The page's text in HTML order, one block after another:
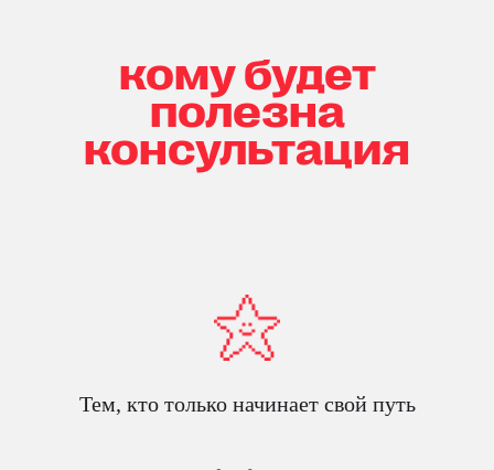
кому будет
полезна
консультация
Тем, кто только начинает свой путь